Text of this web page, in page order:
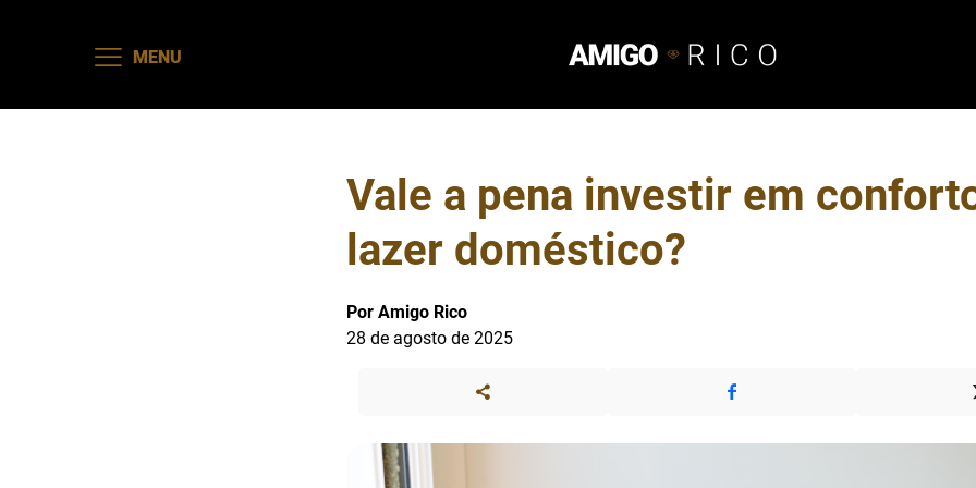
MENU
Vale a pena investir em
lazer doméstico?
Por Amigo Rico
28 de agosto de 2025